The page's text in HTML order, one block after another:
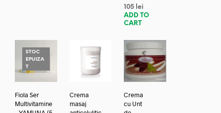
105 lei
ADD TO
CART
STOC
EPUIZA
T
Fiola Ser
Multivitamine
Crema
masaj
Crema
cu Unt